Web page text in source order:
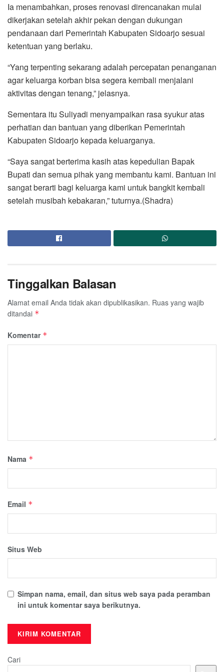
Ia menambahkan, proses renovasi direncanakan mulai
dikerjakan setelah akhir pekan dengan dukungan
pendanaan dari Pemerintah Kabupaten Sidoarjo sesuai
ketentuan yang berlaku.
“Yang terpenting sekarang adalah percepatan penanganan
agar keluarga korban bisa segera kembali menjalani
aktivitas dengan tenang,” jelasnya.
Sementara itu Suliyadi menyampaikan rasa syukur atas
perhatian dan bantuan yang diberikan Pemerintah
Kabupaten Sidoarjo kepada keluarganya.
“Saya sangat berterima kasih atas kepedulian Bapak
Bupati dan semua pihak yang membantu kami. Bantuan ini
sangat berarti bagi keluarga kami untuk bangkit kembali
setelah musibah kebakaran,” tuturnya.(Shadra)
Tinggalkan Balasan
Alamat email Anda tidak akan dipublikasikan. Ruas yang wajib
ditandai *
Komentar *
Nama *
Email *
Situs Web
Simpan nama, email, dan situs web saya pada peramban
ini untuk komentar saya berikutnya.
Cari